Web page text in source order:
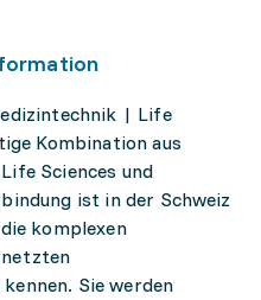
| Life
Kombination aus
Sciences und
ist in der Schweiz
komplexen
Sie werden